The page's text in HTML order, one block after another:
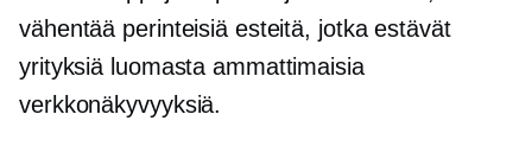
vähentää perinteisiä esteitä, jotka estävät
yrityksiä luomasta ammattimaisia ​​
verkkonäkyvyyksiä.